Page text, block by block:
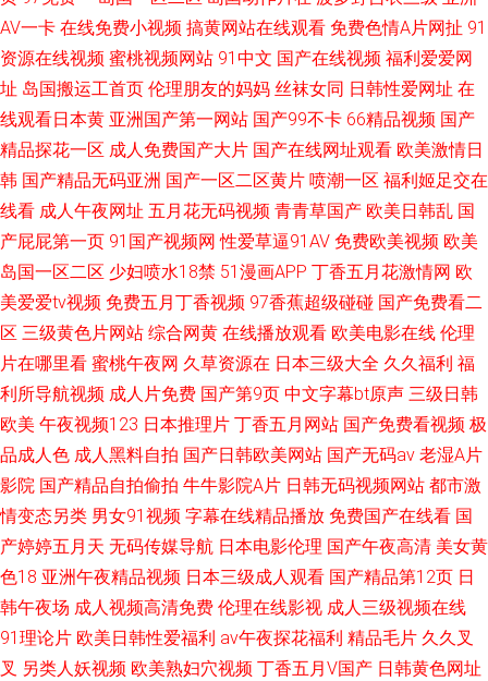
AV一卡 在线免费小视频 搞黄网站在线观看 免费色情A片网扯 91
资源在线视频 蜜桃视频网站 91中文 国产在线视频 福利爱爱网
址 岛国搬运工首页 伦理朋友的妈妈 丝袜女同 日韩性爱网址 在
线观看日本黄 亚洲国产第一网站 国产99不卡 66精品视频 国产
精品探花一区 成人免费国产大片 国产在线网址观看 欧美激情日
韩 国产精品无码亚洲 国产一区二区黄片 喷潮一区 福利姬足交在
线看 成人午夜网址 五月花无码视频 青青草国产 欧美日韩乱 国
产屁屁第一页 91国产视频网 性爱草逼91AV 免费欧美视频 欧美
岛国一区二区 少妇喷水18禁 51漫画APP 丁香五月花激情网 欧
美爱爱tv视频 免费五月丁香视频 97香蕉超级碰碰 国产免费看二
区 三级黄色片网站 综合网黄 在线播放观看 欧美电影在线 伦理
片在哪里看 蜜桃午夜网 久草资源在 日本三级大全 久久福利 福
利所导航视频 成人片免费 国产第9页 中文字幕bt原声 三级日韩
欧美 午夜视频123 日本推理片 丁香五月网站 国产免费看视频 极
品成人色 成人黑料自拍 国产日韩欧美网站 国产无码av 老湿A片
影院 国产精品自拍偷拍 牛牛影院A片 日韩无码视频网站 都市激
情变态另类 男女91视频 字幕在线精品播放 免费国产在线看 国
产婷婷五月天 无码传媒导航 日本电影伦理 国产午夜高清 美女黄
色18 亚洲午夜精品视频 日本三级成人观看 国产精品第12页 日
韩午夜场 成人视频高清免费 伦理在线影视 成人三级视频在线
91理论片 欧美日韩性爱福利 av午夜探花福利 精品毛片 久久叉
叉 另类人妖视频 欧美熟妇穴视频 丁香五月V国产 日韩黄色网址